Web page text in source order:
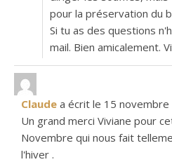
pour la préservation du
Si tu as des questions
mail. Bien amicalement.
Claude a écrit le 15 novembre
Un grand merci Viviane pour
Novembre qui nous fait
l'hiver .